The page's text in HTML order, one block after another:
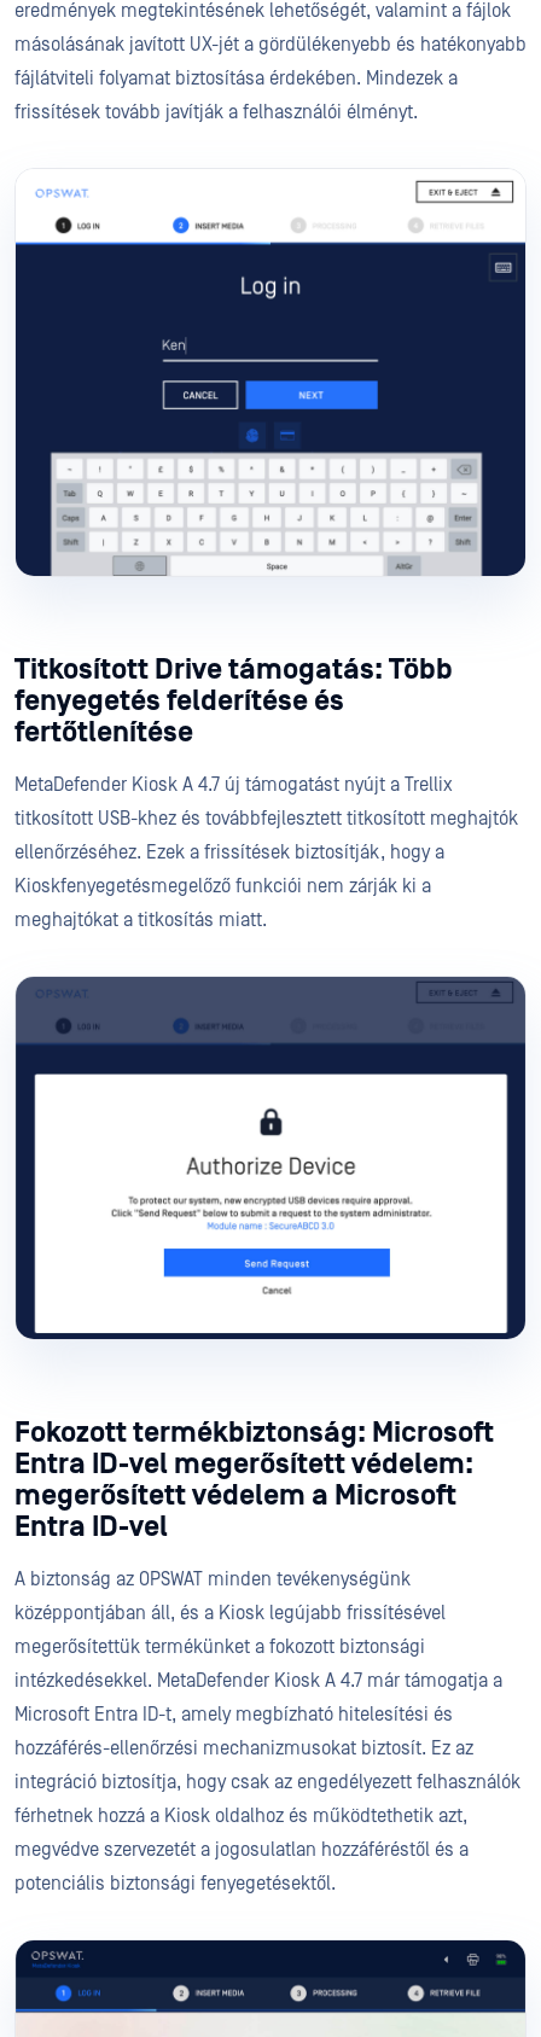
eredmények megtekintésének lehetőségét, valamint a fájlok
másolásának javított UX-jét a gördülékenyebb és hatékonyabb
fájlátviteli folyamat biztosítása érdekében. Mindezek a
frissítések tovább javítják a felhasználói élményt.
Titkosított Drive támogatás: Több
fenyegetés felderítése és
fertőtlenítése
MetaDefender Kiosk A 4.7 új támogatást nyújt a Trellix
titkosított USB-khez és továbbfejlesztett titkosított meghajtók
ellenőrzéséhez. Ezek a frissítések biztosítják, hogy a
Kioskfenyegetésmegelőző funkciói nem zárják ki a
meghajtókat a titkosítás miatt.
Fokozott termékbiztonság: Microsoft
Entra ID-vel megerősített védelem:
megerősített védelem a Microsoft
Entra ID-vel
A biztonság az OPSWAT minden tevékenységünk
középpontjában áll, és a Kiosk legújabb frissítésével
megerősítettük termékünket a fokozott biztonsági
intézkedésekkel. MetaDefender Kiosk A 4.7 már támogatja a
Microsoft Entra ID-t, amely megbízható hitelesítési és
hozzáférés-ellenőrzési mechanizmusokat biztosít. Ez az
integráció biztosítja, hogy csak az engedélyezett felhasználók
férhetnek hozzá a Kiosk oldalhoz és működtethetik azt,
megvédve szervezetét a jogosulatlan hozzáféréstől és a
potenciális biztonsági fenyegetésektől.